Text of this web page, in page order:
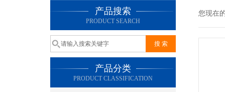
产品搜索
PRODUCT SEARCH
产品分类
PRODUCT CLASSIFICATION
您现在